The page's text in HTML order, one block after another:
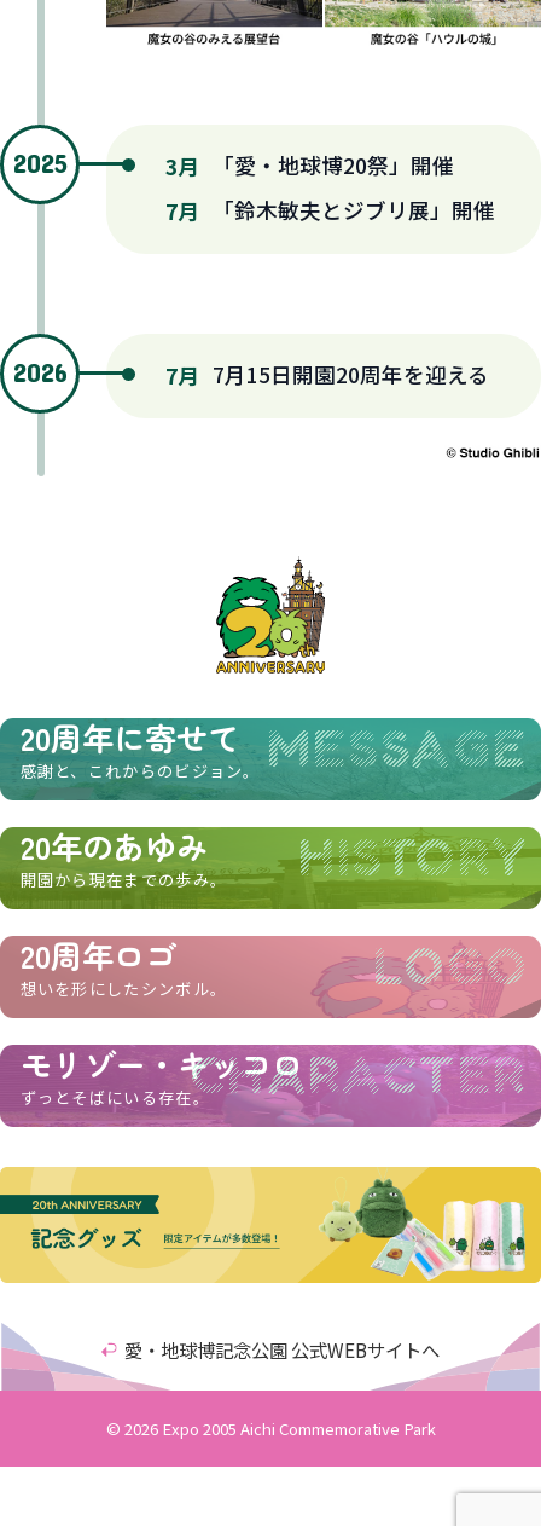
2025 3月
「愛・地球博20祭」開催
7月
「鈴木敏夫とジブリ展」開催
2026 7月 7月15日開園20周年を迎える
MESSAGE
20周年に寄せて
感謝と、これからのビジョン。
HISTORY
20年のあゆみ
開園から現在までの歩み。
LOGO
20周年ロゴ
想いを形にしたシンボル。
CHARACTER
モリゾー・キッコロ
ずっとそばにいる存在。
愛・地球博記念公園 公式WEBサイトへ
© 2026 Expo 2005 Aichi Commemorative Park